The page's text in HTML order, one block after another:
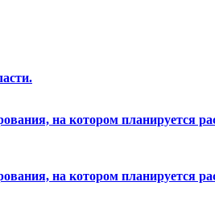
на котором планируется
на котором планируется